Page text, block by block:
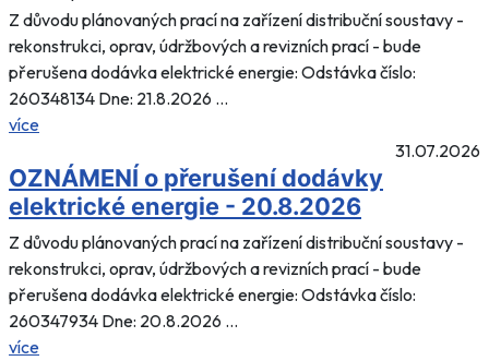
Z důvodu plánovaných prací na zařízení distribuční soustavy -
rekonstrukci, oprav, údržbových a revizních prací - bude
přerušena dodávka elektrické energie: Odstávka číslo:
260348134 Dne: 21.8.2026 ...
více
31.07.2026
OZNÁMENÍ o přerušení dodávky
elektrické energie - 20.8.2026
Z důvodu plánovaných prací na zařízení distribuční soustavy -
rekonstrukci, oprav, údržbových a revizních prací - bude
přerušena dodávka elektrické energie: Odstávka číslo:
260347934 Dne: 20.8.2026 ...
více